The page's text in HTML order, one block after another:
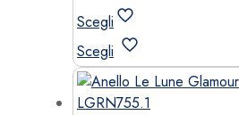
Scegli
Scegli Questo
prodotto
ha
più